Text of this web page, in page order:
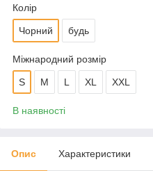
Колір
Чорний будь
Міжнародний розмір
S M L XL XXL
В наявності
Опис Характеристики